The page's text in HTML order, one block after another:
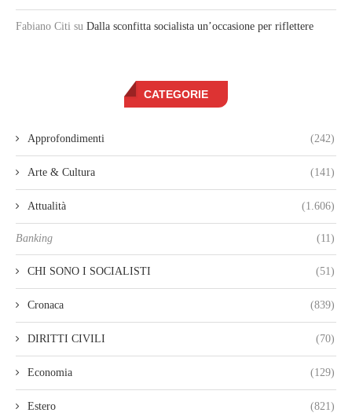
Fabiano Citi su Dalla sconfitta socialista un’occasione per riflettere
CATEGORIE
Approfondimenti (242)
Arte & Cultura (141)
Attualità (1.606)
Banking (11)
CHI SONO I SOCIALISTI (51)
Cronaca (839)
DIRITTI CIVILI (70)
Economia (129)
Estero (821)